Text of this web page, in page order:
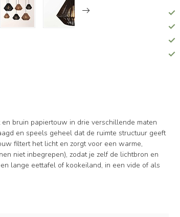
bruin papiertouw in drie verschillende maten
en speels geheel dat de ruimte structuur geeft
filtert het licht en zorgt voor een warme,
niet inbegrepen), zodat je zelf de lichtbron en
lange eettafel of kookeiland, in een vide of als